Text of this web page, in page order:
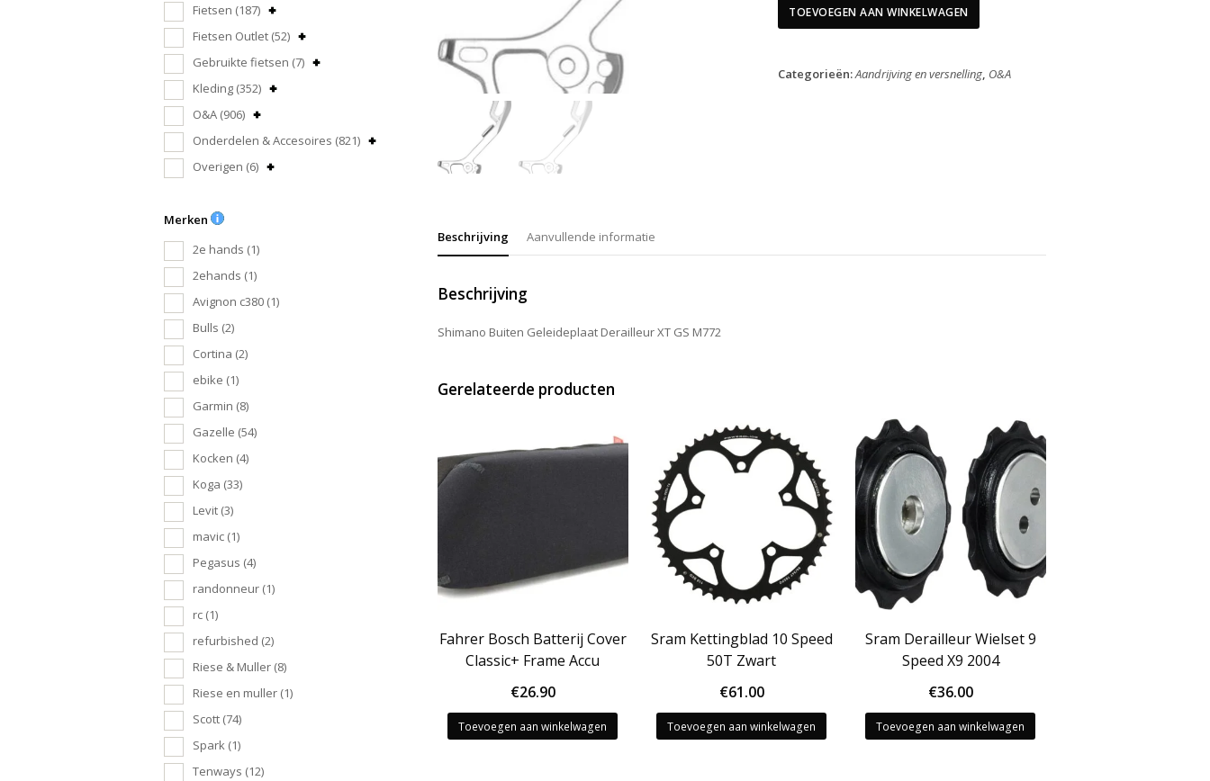
Fietsen (187)
Fietsen Outlet (52)
Gebruikte fietsen (7)
Kleding (352)
O&A (906)
Onderdelen & Accesoires (821)
Overigen (6)
Merken
2e hands (1)
2ehands (1)
Avignon c380 (1)
Bulls (2)
Cortina (2)
ebike (1)
Garmin (8)
Gazelle (54)
Kocken (4)
Koga (33)
Levit (3)
mavic (1)
Pegasus (4)
randonneur (1)
rc (1)
refurbished (2)
Riese & Muller (8)
Riese en muller (1)
Scott (74)
Spark (1)
Tenways (12)
Geleideplaat
Derailleur
M772
TOEVOEGEN AAN WINKELWAGEN
Categorieën:Aandrijving en versnelling, O&A
Beschrijving Aanvullende informatie
Beschrijving
Shimano Buiten Geleideplaat Derailleur XT GS M772
Gerelateerde producten
Fahrer Bosch Batterij Cover
Classic+ Frame Accu
€26.90
Toevoegen aan winkelwagen
Sram Kettingblad 10 Speed
50T Zwart
€61.00
Toevoegen aan winkelwagen
Sram Derailleur Wielset 9
Speed X9 2004
€36.00
Toevoegen aan winkelwagen